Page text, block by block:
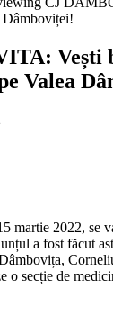
Vești
Valea
martie 2022, se
a fost făcut
o secție de